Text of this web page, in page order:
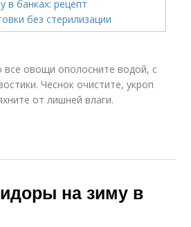
все овощи ополосните водой, с
Чеснок очистите, укроп
от лишней влаги.
на зиму в